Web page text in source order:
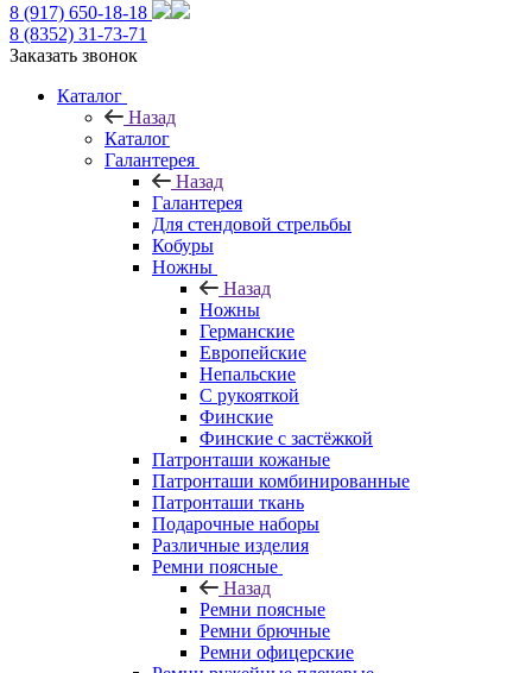
8 (917) 650-18-18
8 (8352) 31-73-71
Заказать звонок
Каталог
Назад
Каталог
Галантерея
Назад
Галантерея
Для стендовой стрельбы
Кобуры
Ножны
Назад
Ножны
Германские
Европейские
Непальские
С рукояткой
Финские
Финские с застёжкой
Патронташи кожаные
Патронташи комбинированные
Патронташи ткань
Подарочные наборы
Различные изделия
Ремни поясные
Назад
Ремни поясные
Ремни брючные
Ремни офицерские